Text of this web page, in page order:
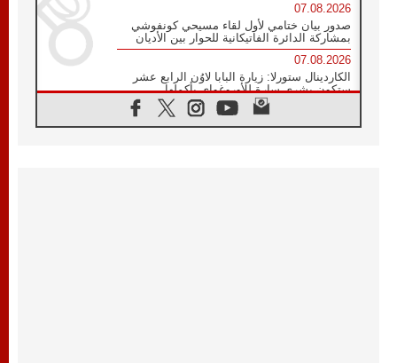
07.08.2026
صدور بيان ختامي لأول لقاء مسيحي كونفوشي
بمشاركة الدائرة الفاتيكانية للحوار بين الأديان
07.08.2026
الكاردينال ستورلا: زيارة البابا لاوُن الرابع عشر
ستكون بشرى سارة للأوروغواي بأكملها
الفاتيكان يعلن برنامج الزيارة الرسولية للبابا لاوُن